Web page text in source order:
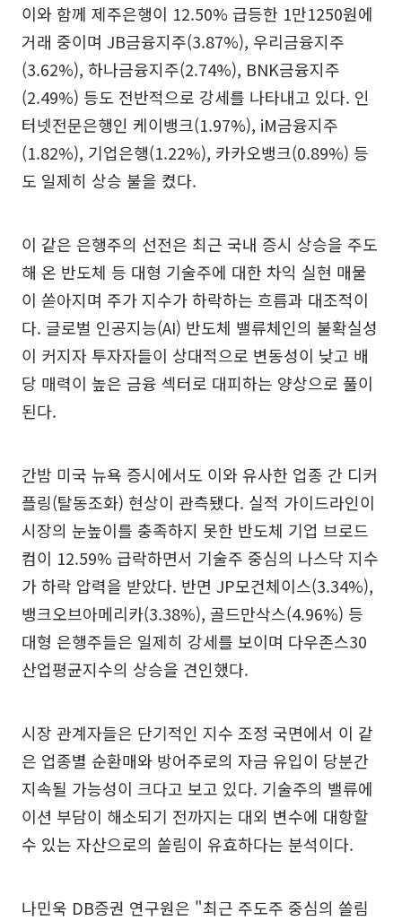
이와 함께 제주은행이 12.50% 급등한 1만1250원에
거래 중이며 JB금융지주(3.87%), 우리금융지주
(3.62%), 하나금융지주(2.74%), BNK금융지주
(2.49%) 등도 전반적으로 강세를 나타내고 있다. 인
터넷전문은행인 케이뱅크(1.97%), iM금융지주
(1.82%), 기업은행(1.22%), 카카오뱅크(0.89%) 등
도 일제히 상승 불을 켰다.
이 같은 은행주의 선전은 최근 국내 증시 상승을 주도
해 온 반도체 등 대형 기술주에 대한 차익 실현 매물
이 쏟아지며 주가 지수가 하락하는 흐름과 대조적이
다. 글로벌 인공지능(AI) 반도체 밸류체인의 불확실성
이 커지자 투자자들이 상대적으로 변동성이 낮고 배
당 매력이 높은 금융 섹터로 대피하는 양상으로 풀이
된다.
간밤 미국 뉴욕 증시에서도 이와 유사한 업종 간 디커
플링(탈동조화) 현상이 관측됐다. 실적 가이드라인이
시장의 눈높이를 충족하지 못한 반도체 기업 브로드
컴이 12.59% 급락하면서 기술주 중심의 나스닥 지수
가 하락 압력을 받았다. 반면 JP모건체이스(3.34%),
뱅크오브아메리카(3.38%), 골드만삭스(4.96%) 등
대형 은행주들은 일제히 강세를 보이며 다우존스30
산업평균지수의 상승을 견인했다.
시장 관계자들은 단기적인 지수 조정 국면에서 이 같
은 업종별 순환매와 방어주로의 자금 유입이 당분간
지속될 가능성이 크다고 보고 있다. 기술주의 밸류에
이션 부담이 해소되기 전까지는 대외 변수에 대항할
수 있는 자산으로의 쏠림이 유효하다는 분석이다.
나민욱 DB증권 연구원은 "최근 주도주 중심의 쏠림